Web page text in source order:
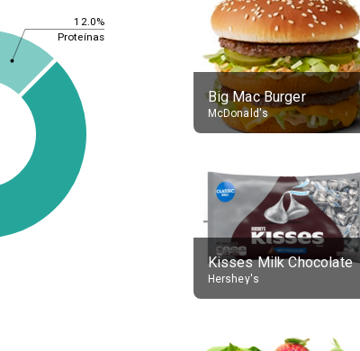
12.0%
Proteínas
Big Mac Burger
McDonald's
Kisses Milk Chocolate
Hershey's